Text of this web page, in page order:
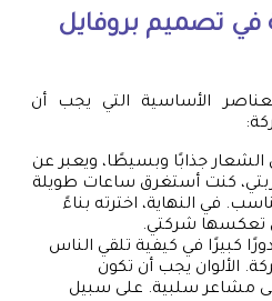
في تصميم بروفايل
الأساسية التي يجب أن
جذابًا وبسيطًا، ويعبر عن
كنت أستغرق ساعات طويلة
في النهاية، اخترته بناءً
تعكسها شركتي.
كبيرًا في كيفية تلقي الناس
الألوان يجب أن تكون
مشاعر سلبية. على سبيل